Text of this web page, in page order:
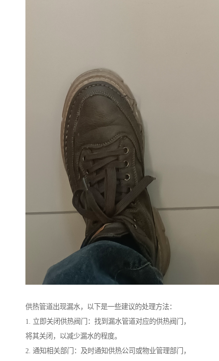
供热管道出现漏水，以下是一些建议的处理方法：
1. 立即关闭供热阀门：找到漏水管道对应的供热阀门，
将其关闭，以减少漏水的程度。
2. 通知相关部门：及时通知供热公司或物业管理部门，